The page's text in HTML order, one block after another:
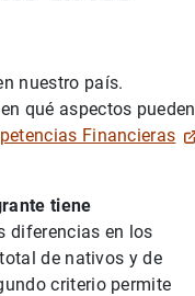
nuestro país.
qué aspectos pueden
Financieras
tiene
diferencias en los
de nativos y de
criterio permite